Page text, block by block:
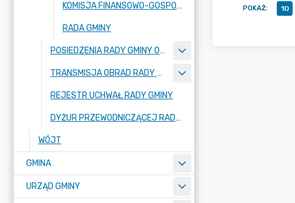
KOMISJA FINANSOWO-GOSPODARCZA
RADA GMINY
POSIEDZENIA RADY GMINY ORAZ KOMISJI STAŁYCH
TRANSMISJA OBRAD RADY GMINY
REJESTR UCHWAŁ RADY GMINY
DYŻUR PRZEWODNICZĄCEJ RADY GMINY
WÓJT
GMINA
URZĄD GMINY
POKAŻ: 10